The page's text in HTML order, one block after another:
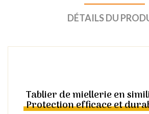
DÉTAILS DU
Tablier de miellerie en
Protection efficace et